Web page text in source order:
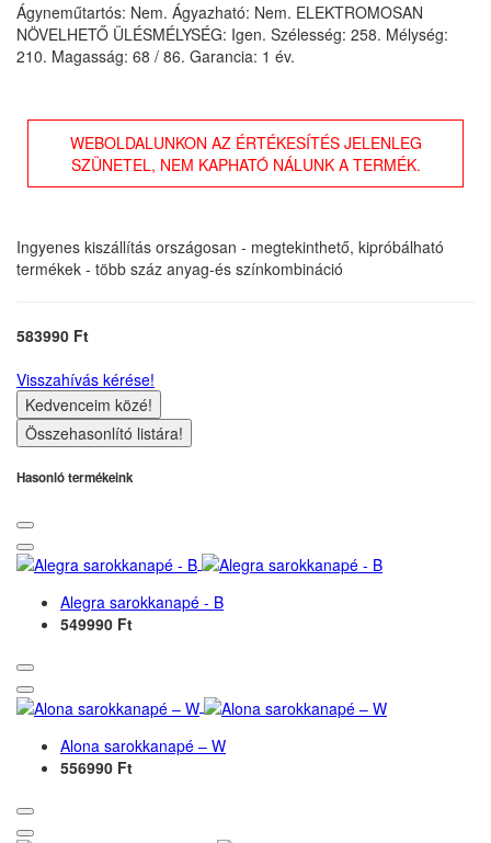
Ágyneműtartós: Nem. Ágyazható: Nem. ELEKTROMOSAN
NÖVELHETŐ ÜLÉSMÉLYSÉG: Igen. Szélesség: 258. Mélység:
210. Magasság: 68 / 86. Garancia: 1 év.
WEBOLDALUNKON AZ ÉRTÉKESÍTÉS JELENLEG
SZÜNETEL, NEM KAPHATÓ NÁLUNK A TERMÉK.
Ingyenes kiszállítás országosan - megtekinthető, kipróbálható
termékek - több száz anyag-és színkombináció
583990 Ft
Visszahívás kérése!
Kedvenceim közé!
Összehasonlító listára!
Hasonló termékeink
Alegra sarokkanapé - B
549990 Ft
Alona sarokkanapé – W
556990 Ft